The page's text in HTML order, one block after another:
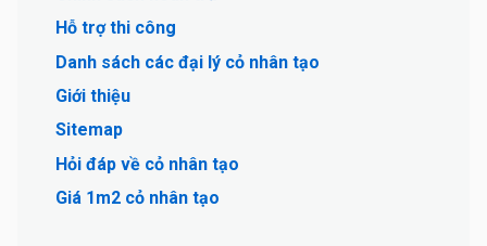
Hỗ trợ thi công
Danh sách các đại lý cỏ nhân tạo
Giới thiệu
Sitemap
Hỏi đáp về cỏ nhân tạo
Giá 1m2 cỏ nhân tạo